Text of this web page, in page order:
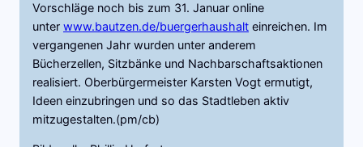
Vorschläge noch bis zum 31. Januar online
unter www.bautzen.de/buergerhaushalt einreichen. Im
vergangenen Jahr wurden unter anderem
Bücherzellen, Sitzbänke und Nachbarschaftsaktionen
realisiert. Oberbürgermeister Karsten Vogt ermutigt,
Ideen einzubringen und so das Stadtleben aktiv
mitzugestalten.(pm/cb)